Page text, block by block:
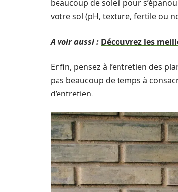
beaucoup de soleil pour
votre sol (pH, texture, fertile ou
A voir aussi : Découvrez les
Enfin, pensez à l’entretien des
pas beaucoup de temps à
d’entretien.